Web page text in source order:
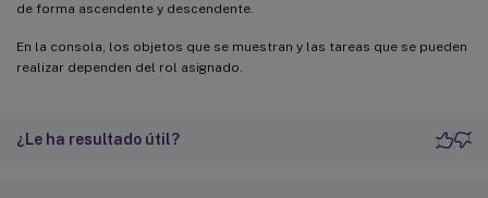
de forma ascendente y descendente.
En la consola, los objetos que se muestran y las tareas que se pueden
realizar dependen del rol asignado.
¿Le ha resultado útil?